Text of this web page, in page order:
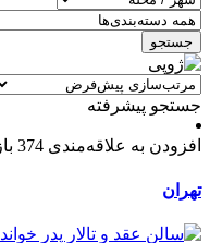
جستجو
جستجو پیشرفته
افزودن به علاقه‌مندی 374 بازدید
تهران